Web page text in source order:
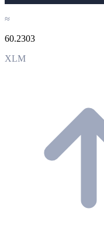
≈
60.2303
XLM